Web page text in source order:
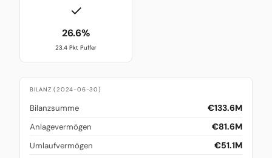
✓
26.6%
23.4 Pkt Puffer
BILANZ (2024-06-30)
Bilanzsumme €133.6M
Anlagevermögen €81.6M
Umlaufvermögen €51.1M